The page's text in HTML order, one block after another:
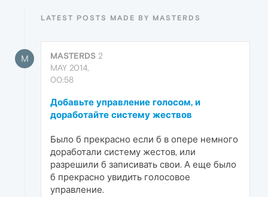
LATEST POSTS MADE BY MASTERDS
M MASTERDS 2
MAY 2014,
00:58
Добавьте управление голосом, и
доработайте систему жествов
Было б прекрасно если б в опере немного
доработали систему жестов, или
разрешили б записивать свои. А еще было
б прекрасно увидить голосовое
управление.